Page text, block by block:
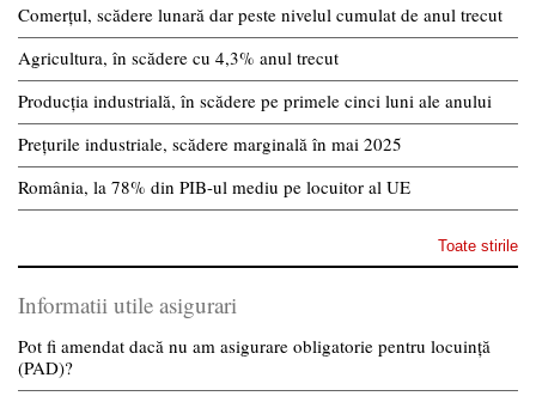
Comerțul, scădere lunară dar peste nivelul cumulat de anul trecut
Agricultura, în scădere cu 4,3% anul trecut
Producția industrială, în scădere pe primele cinci luni ale anului
Prețurile industriale, scădere marginală în mai 2025
România, la 78% din PIB-ul mediu pe locuitor al UE
Toate stirile
Informatii utile asigurari
Pot fi amendat dacă nu am asigurare obligatorie pentru locuință
(PAD)?